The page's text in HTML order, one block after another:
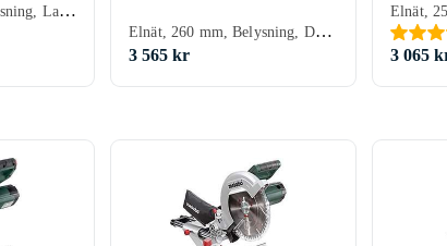
Elnät, 216 mm, Belysning, Lampa, Dammuppsugning, Laserlinje, Klyvsåg, Glidstänger
Elnät, 260 mm, Belysning, Dammuppsugning, Mjukstart, Glidstänger
3 565 kr
3 065